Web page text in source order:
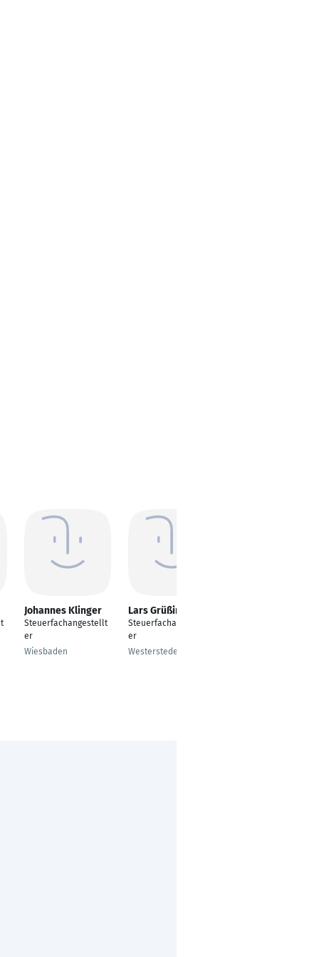
Johannes Klinger
Steuerfachangestellt
er
Wiesbaden
Lars Grüßing
Steuerfachangestellt
er
Westerstede